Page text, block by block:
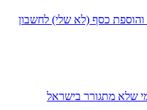
שלא מתגורר בישראל